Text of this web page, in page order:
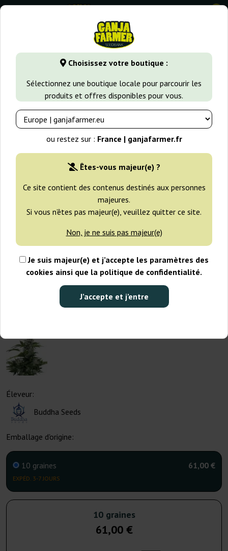
Choisissez votre boutique :
Sélectionnez une boutique locale pour parcourir les
produits et offres disponibles pour vous.
ou restez sur : France | ganjafarmer.fr
Êtes-vous majeur(e) ?
Ce site contient des contenus destinés aux personnes
majeures.
Si vous n’êtes pas majeur(e), veuillez quitter ce site.
Non, je ne suis pas majeur(e)
Je suis majeur(e) et j’accepte les paramètres des
cookies ainsi que la politique de confidentialité.
J’accepte et j’entre
0
GanjaFarmer.fr Types de Graines Graines de Cannabis
Éleveur:
Buddha Seeds
Emballage d'origine:
10 graines
EXPÉD. 3-7 JOURS
61,00 €
10 graines
61,00 €